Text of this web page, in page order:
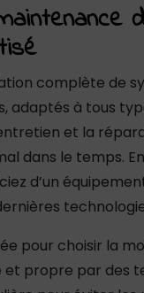
complète de
adaptés à tous
et la
dans le temps.
d’un
pour choisir la
propre par des